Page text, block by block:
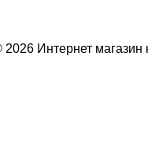
Интернет магазин